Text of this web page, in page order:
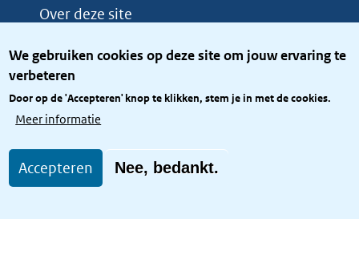
We gebruiken cookies op deze site om jouw ervaring te
verbeteren
Door op de 'Accepteren' knop te klikken, stem je in met de cookies.
Meer informatie
Accepteren Nee, bedankt.
Over deze site
Privacy
Toegang site openbaar
Toegankelijkheid